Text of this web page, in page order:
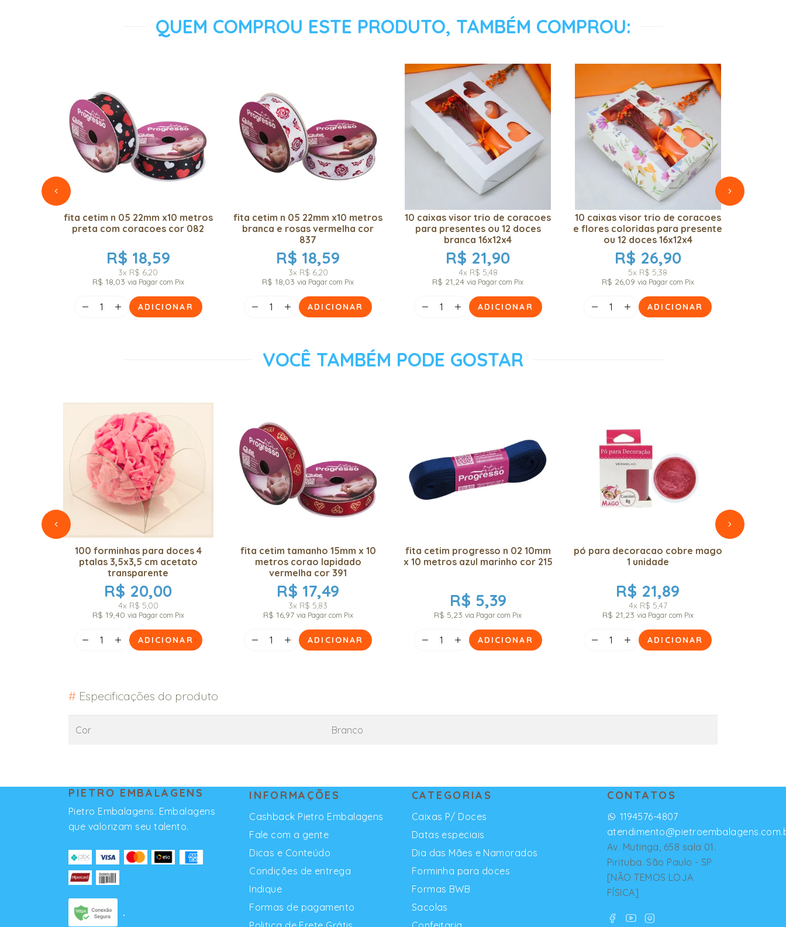
QUEM COMPROU ESTE PRODUTO, TAMBÉM COMPROU:
fita cetim n 05 22mm x10 metros
preta com coracoes cor 082
R$ 18,59
3x R$ 6,20
R$ 18,03 via Pagar com Pix
ADICIONAR
fita cetim n 05 22mm x10 metros
branca e rosas vermelha cor
837
R$ 18,59
3x R$ 6,20
R$ 18,03via Pagar com Pix
ADICIONAR
10 caixas visor trio de coracoes
para presentes ou 12 doces
branca 16x12x4
R$ 21,90
4x R$ 5,48
R$ 21,24via Pagar com Pix
ADICIONAR
10 caixas visor trio de coracoes
e flores coloridas para presente
ou 12 doces 16x12x4
R$ 26,90
5x R$ 5,38
R$ 26,09 via Pagar com Pix
ADICIONAR
VOCÊ TAMBÉM PODE GOSTAR
100 forminhas para doces 4
ptalas 3,5x3,5 cm acetato
transparente
R$ 20,00
4x R$ 5,00
R$ 19,40 via Pagar com Pix
ADICIONAR
fita cetim tamanho 15mm x 10
metros corao lapidado
vermelha cor 391
R$ 17,49
3x R$ 5,83
R$ 16,97 via Pagar com Pix
ADICIONAR
fita cetim progresso n 02 10mm
x 10 metros azul marinho cor 215
R$ 5,39
R$ 5,23via Pagar com Pix
ADICIONAR
pó para decoracao cobre mago
1 unidade
R$ 21,89
4x R$ 5,47
R$ 21,23 via Pagar com Pix
ADICIONAR
# Especificações do produto
Cor Branco
CONTATOS
1194576-4807
Av. Mutinga, 658 sala 01.
Pirituba. São Paulo - SP
[NÃO TEMOS LOJA
FÍSICA]
INFORMAÇÕES
Cashback Pietro Embalagens
Fale com a gente
Dicas e Conteúdo
Condições de entrega
Indique
Formas de pagamento
CATEGORIAS
Caixas P/ Doces
Datas especiais
Dia das Mães e Namorados
Forminha para doces
Formas BWB
Sacolas
PIETRO EMBALAGENS
Pietro Embalagens. Embalagens
que valorizam seu talento.